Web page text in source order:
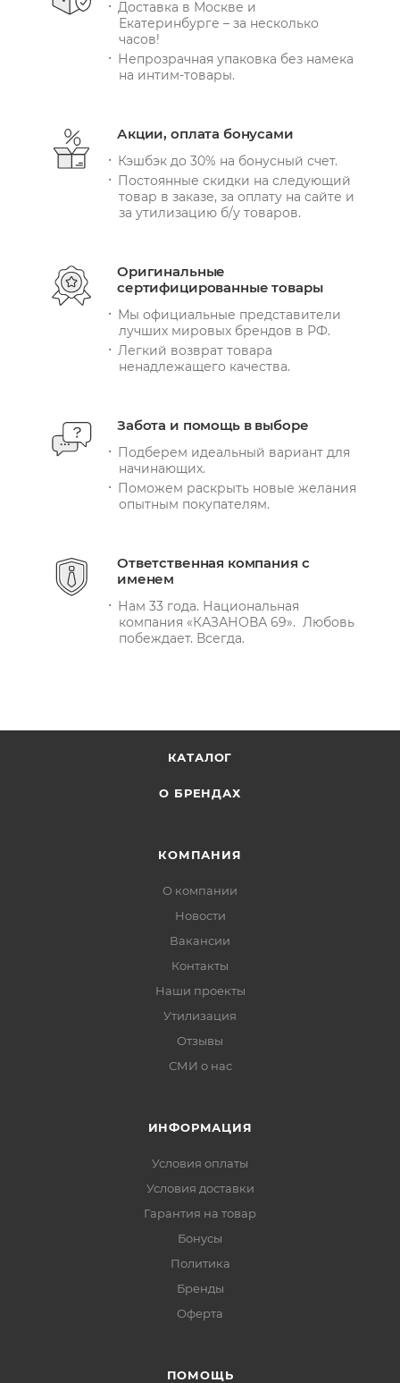
Доставка в Москве и
Екатеринбурге – за несколько
часов!
Непрозрачная упаковка без намека
на интим-товары.
Акции, оплата бонусами
Кэшбэк до 30% на бонусный счет.
Постоянные скидки на следующий
товар в заказе, за оплату на сайте и
за утилизацию б/у товаров.
Оригинальные
сертифицированные товары
Мы официальные представители
лучших мировых брендов в РФ.
Легкий возврат товара
ненадлежащего качества.
Забота и помощь в выборе
Подберем идеальный вариант для
начинающих.
Поможем раскрыть новые желания
опытным покупателям.
Ответственная компания с
именем
Нам 33 года. Национальная
компания «КАЗАНОВА 69». Любовь
побеждает. Всегда.
КАТАЛОГ
О БРЕНДАХ
КОМПАНИЯ
О компании
Новости
Вакансии
Контакты
Наши проекты
Утилизация
Отзывы
СМИ о нас
ИНФОРМАЦИЯ
Условия оплаты
Условия доставки
Гарантия на товар
Бонусы
Политика
Бренды
Оферта
ПОМОЩЬ